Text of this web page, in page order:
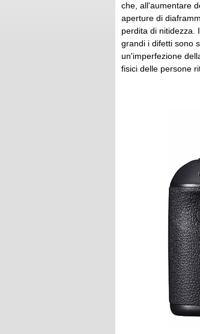
che, all'aumentare
aperture di
perdita di nitidezza.
grandi i difetti sono
un'imperfezione
fisici delle persone